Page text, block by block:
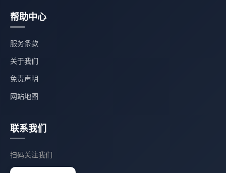
帮助中心
服务条款
关于我们
免责声明
网站地图
联系我们
扫码关注我们